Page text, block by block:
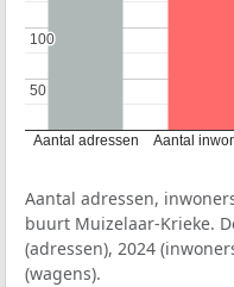
Aantal adressen Aantal
50
50
100
100
Aantal adressen,
buurt Muizelaar-Krieke.
(adressen), 2024
(wagens).